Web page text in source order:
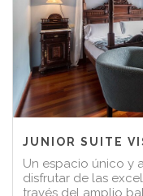
JUNIOR SUITE
Un espacio único y
disfrutar de las
través del amplio